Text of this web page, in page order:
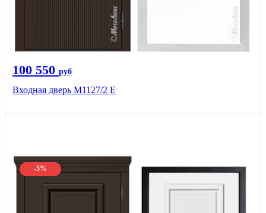
100 550 руб
Входная дверь М1127/2 Е
-5%